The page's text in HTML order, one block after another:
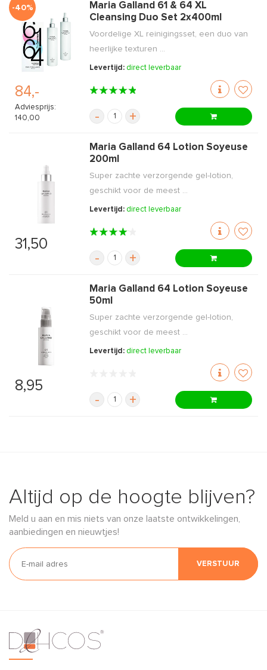
-40%
84,-
Adviesprijs:
140,00
Maria Galland 61 & 64 XL
Cleansing Duo Set 2x400ml
Voordelige XL reinigingsset, een duo van
heerlijke texturen ...
Levertijd: direct leverbaar
- +
31,50
Maria Galland 64 Lotion Soyeuse
200ml
Super zachte verzorgende gel-lotion,
geschikt voor de meest ...
Levertijd: direct leverbaar
- +
8,95
Maria Galland 64 Lotion Soyeuse
50ml
Super zachte verzorgende gel-lotion,
geschikt voor de meest ...
Levertijd: direct leverbaar
- +
Altijd op de hoogte blijven?
Meld u aan en mis niets van onze laatste ontwikkelingen,
aanbiedingen en nieuwtjes!
VERSTUUR